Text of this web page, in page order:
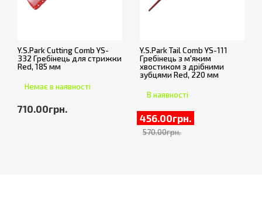
Y.S.Park Cutting Comb YS-
332 Гребінець для стрижки
Red, 185 мм
Немає в наявності
710.00грн.
Y.S.Park Tail Comb YS-111
Гребінець з м'яким
хвостиком з дрібними
зубцями Red, 220 мм
В наявності
456.00грн.
570.00грн.